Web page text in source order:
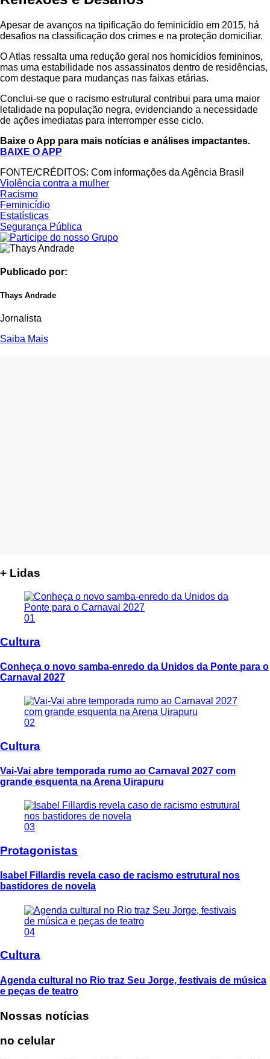
Apesar de avanços na tipificação do feminicídio em 2015, há
desafios na classificação dos crimes e na proteção domiciliar.
O Atlas ressalta uma redução geral nos homicídios femininos,
mas uma estabilidade nos assassinatos dentro de residências,
com destaque para mudanças nas faixas etárias.
Conclui-se que o racismo estrutural contribui para uma maior
letalidade na população negra, evidenciando a necessidade
de ações imediatas para interromper esse ciclo.
Baixe o App para mais notícias e análises impactantes.
BAIXE O APP
FONTE/CRÉDITOS: Com informações da Agência Brasil
Violência contra a mulher
Racismo
Feminicídio
Estatísticas
Segurança Pública
Publicado por:
Thays Andrade
Jornalista
Saiba Mais
+ Lidas
01
Cultura
Conheça o novo samba-enredo da Unidos da Ponte para o
Carnaval 2027
02
Cultura
Vai-Vai abre temporada rumo ao Carnaval 2027 com
grande esquenta na Arena Uirapuru
03
Protagonistas
Isabel Fillardis revela caso de racismo estrutural nos
bastidores de novela
04
Cultura
Agenda cultural no Rio traz Seu Jorge, festivais de música
e peças de teatro
Nossas notícias
no celular